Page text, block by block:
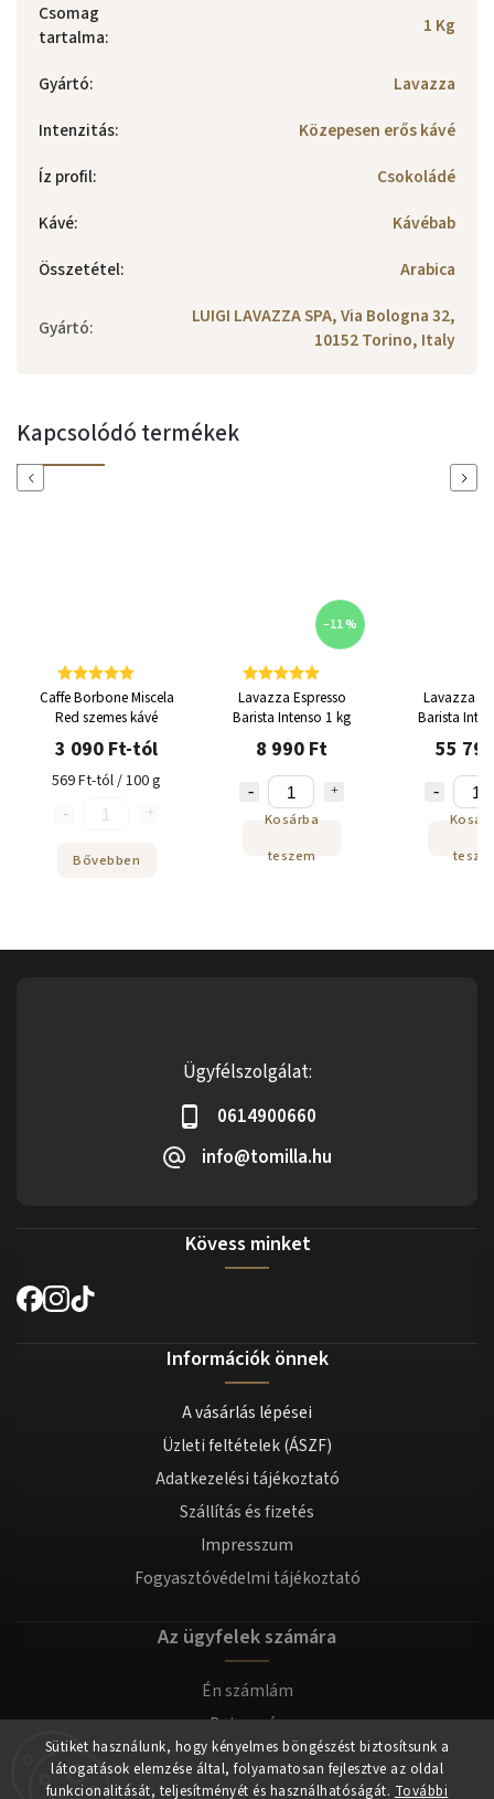
Sütiket használunk, hogy kényelmes böngészést biztosítsunk a
látogatások elemzése által, folyamatosan fejlesztve az oldal
funkcionalitását, teljesítményét és használhatóságát. További
Csomag
tartalma: 1 Kg
Gyártó:
Lavazza
Intenzitás:
Közepesen erős kávé
Íz profil:
Csokoládé
Kávé:
Kávébab
Összetétel: Arabica
Gyártó:
LUIGI LAVAZZA SPA, Via Bologna 32,
10152 Torino, Italy
Kapcsolódó termékek
Previous
Caffe Borbone Miscela
Red szemes kávé
3 090 Ft-tól
569 Ft-tól / 100 g
Bővebben
–11 %
Lavazza Espresso
Barista Intenso 1 kg
8 990 Ft
Kosárba
teszem
Lavazza
Barista
55
Next
Ügyfélszolgálat:
0614900660
info@tomilla.hu
Kövess minket
Információk önnek
A vásárlás lépései
Üzleti feltételek (ÁSZF)
Adatkezelési tájékoztató
Szállítás és fizetés
Impresszum
Fogyasztóvédelmi tájékoztató
Az ügyfelek számára
Én számlám
Bejegyzés
Bejelentkezés